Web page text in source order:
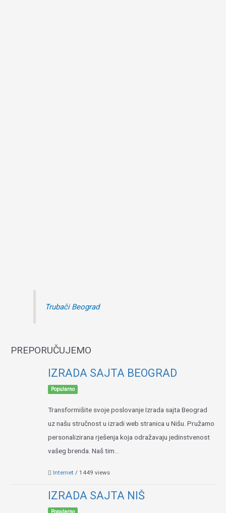
Trubači Beograd
PREPORUČUJEMO
IZRADA SAJTA BEOGRAD
Popularno
Transformišite svoje poslovanje Izrada sajta Beograd
uz našu stručnost u izradi web stranica u Nišu. Pružamo
personalizirana rješenja koja odražavaju jedinstvenost
vašeg brenda. Naš tim...
Internet / 1449 views
IZRADA SAJTA NIŠ